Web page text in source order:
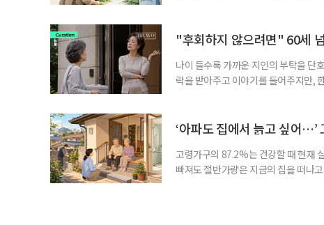
경험이 풍부한 고령자는 중요한 국가
"후회하지 않으려면" 60세
나이 들수록 가까운 지인의 부탁을 단
락을 받아주고 이야기를 들어주지만,
게 여기며, 거절하는 순간 태도를 바꾸
‘아파도 집에서 늙고 싶어…’
고령가구의 87.2%는 건강할 때 현재
빠져도 절반가량은 지금의 집을 떠나